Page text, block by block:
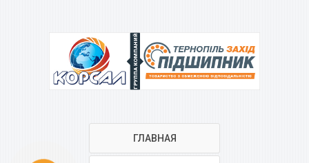
ГРУППА КОМПАНИЙ
ГЛАВНАЯ